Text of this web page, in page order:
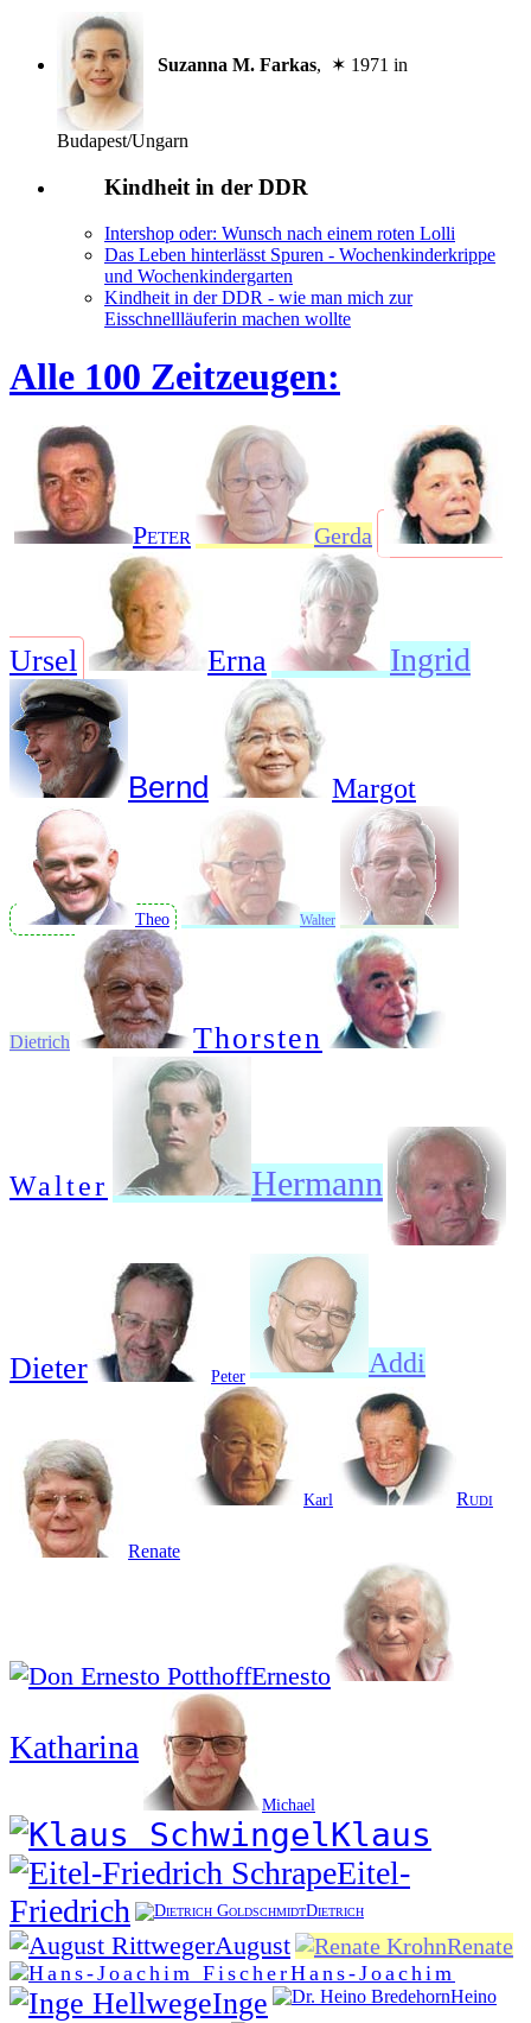
Suzanna M. Farkas, ✶ 1971 in
Budapest/Ungarn
Kindheit in der DDR
Intershop oder: Wunsch nach einem roten Lolli
Das Leben hinterlässt Spuren - Wochenkinderkrippe
und Wochenkindergarten
Kindheit in der DDR - wie man mich zur
Eisschnellläuferin machen wollte
Alle 100 Zeitzeugen:
Peter Gerda
Ursel Erna Ingrid
Bernd Margot
Theo Walter
Dietrich Thorsten
Walter Hermann
Dieter Peter Addi
Renate
Karl Rudi
Ernesto
Katharina
Michael
Klaus
Eitel-
Friedrich
Dietrich
August Renate
Hans-Joachim
Inge Heino